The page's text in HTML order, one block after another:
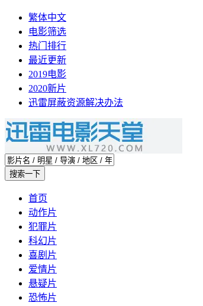
繁体中文
电影筛选
热门排行
最近更新
2019电影
2020新片
迅雷屏蔽资源解决办法
首页
动作片
犯罪片
科幻片
喜剧片
爱情片
悬疑片
恐怖片